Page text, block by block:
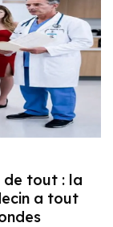
de tout : la
a tout